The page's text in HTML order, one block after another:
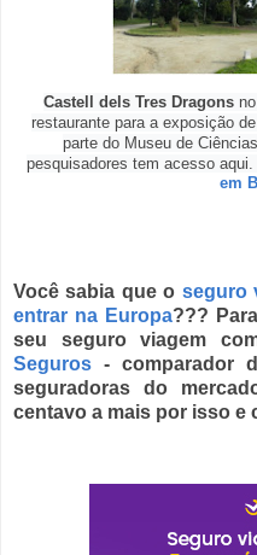
Castell dels Tres Dragons
restaurante para a exposição
parte do Museu de
pesquisadores tem acesso aqui.
em
Você sabia que o seguro
entrar na Europa???
seu seguro viagem
Seguros - comparador
seguradoras do
centavo a mais por isso e